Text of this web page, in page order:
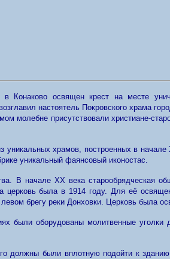
Конаково освящен крест на месте
настоятель Покровского храма
молебне присутствовали христиане-
уникальных храмов, построенных в
уникальный фаянсовый иконостас.
В начале XX века старообрядческая
церковь была в 1914 году. Для её
брегу реки Донховки. Церковь была
были оборудованы молитвенные уголки
должны были вплотную подойти к